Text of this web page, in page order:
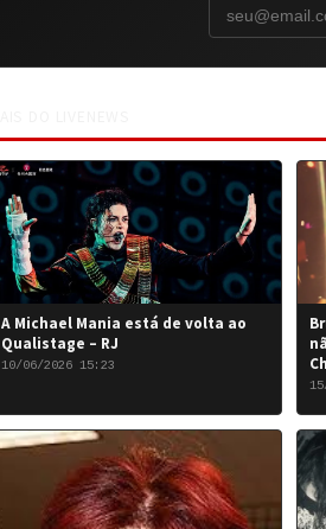
A Michael Mania está de volta ao
Qualistage – RJ
10/06/2026 15:23